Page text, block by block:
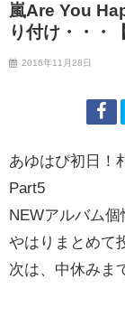
嵐Are You
り付け・・・
2016年11月28日
あゆはぴ初日！
Part5
NEWアルバム個
やはりまとめて
次は、中休みま